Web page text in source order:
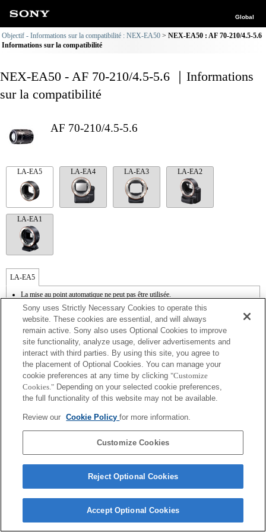
Global
Objectif - Informations sur la compatibilité : NEX-EA50
NEX-EA50 : AF 70-210/4.5-5.6
Informations sur la compatibilité
NEX-EA50 - AF 70-210/4.5-5.6 ｜Informations
sur la compatibilité
AF 70-210/4.5-5.6
LA-EA5 LA-EA4 LA-EA3 LA-EA2
LA-EA1
LA-EA5
La mise au point automatique ne peut pas être utilisée.
Disponible avec une bague d'adaptation d'objectif.
Le mode SteadyShot n'est pas pris en charge.
Les bruits émis par l'objectif, notamment lorsqu'il effectue un zoom ou une mise au
point, sont susceptibles d'être enregistrés lors d'un enregistrement vidéo.
Modifier le diaphragme pendant l'enregistrement peut générer du bruit ou rendre
l'écran plus lumineux pendant l'utilisation.
Contact Us
Copyright 2026 Sony Corporation
Sony uses Strictly Necessary Cookies to operate this
website. These cookies are essential, and will always
remain active. Sony also uses Optional Cookies to improve
site functionality, analyze usage, deliver advertisements and
interact with third parties. By using this site, you agree to
the placement of Optional Cookies. You can manage your
cookie preferences at any time by clicking "Customize
Cookies." Depending on your selected cookie preferences,
the full functionality of this website may not be available.
Review our Cookie Policyfor more information.
Customize Cookies
Reject Optional Cookies
Accept Optional Cookies